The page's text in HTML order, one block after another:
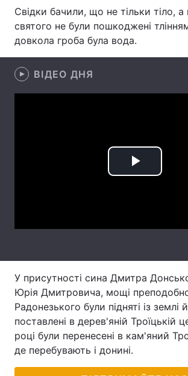
Відео з Youtube Статті
Інтерв'ю Думки
Свідки бачили, що не тільки тіло,
святого не були пошкоджені
довкола гроба була вода.
ВІДЕО ДНЯ
Play
У присутності сина Дмитра
Юрія Дмитровича, мощі
Радонезького були підняті із землі
поставлені в дерев'яній Троїцькій
році були перенесені в кам'яний
де перебувають і донині.